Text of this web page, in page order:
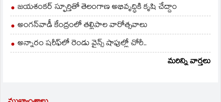
జయశంకర్ స్ఫూర్తితో తెలంగాణ అభివృద్ధికి కృషి చేద్దాం
అంగన్‌వాడీ కేంద్రంలో తల్లిపాల వారోత్సవాలు
అన్నారం షరీఫ్‌లో రెండు వైన్స్ షాపుల్లో చోరీ..
మరిన్ని వార్తలు